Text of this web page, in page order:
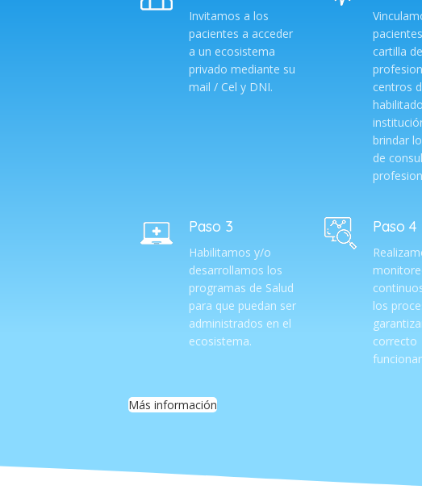
Invitamos a los
pacientes a acceder
a un ecosistema
privado mediante su
mail / Cel y DNI.
cartilla de
centros
brindar
de
Paso 3
Habilitamos y/o
desarrollamos los
programas de Salud
para que puedan ser
administrados en el
ecosistema.
Paso 4
los
correcto
Más información